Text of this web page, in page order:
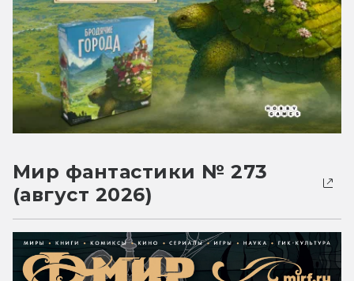
Мир фантастики № 273
(август 2026)